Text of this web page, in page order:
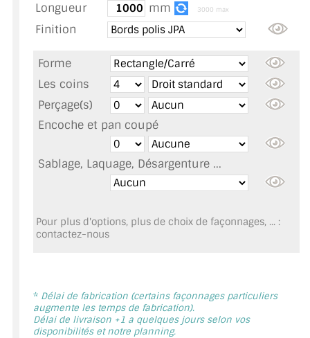
AMBIANCE LAITON BROSSÉ
MIROIR SUR MESURE
MIROIR VIEILLI
MIROIR DÉCORATIF DE COULEUR
LOTS DE MIROIRS EN MOZAÏQUE
MIROIR DE SALLE DE BAIN
MIROIR POUR SALLE DE SPORT
MIROIR POUR SALLE DE DANSE
Longueur mm 3000 max
Finition
Forme
Les coins
Perçage(s)
Encoche et pan coupé
Sablage, Laquage, Désargenture ...
Pour plus d'options, plus de choix de façonnages, ... :
contactez-nous
* Délai de fabrication (certains façonnages particuliers
augmente les temps de fabrication).
Délai de livraison +1 a quelques jours selon vos
disponibilités et notre planning.